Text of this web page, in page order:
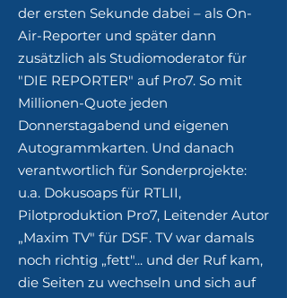
der ersten Sekunde dabei – als On-
Air-Reporter und später dann
zusätzlich als Studiomoderator für
"DIE REPORTER" auf Pro7. So mit
Millionen-Quote jeden
Donnerstagabend und eigenen
Autogrammkarten. Und danach
verantwortlich für Sonderprojekte:
u.a. Dokusoaps für RTLII,
Pilotproduktion Pro7, Leitender Autor
„Maxim TV" für DSF. TV war damals
noch richtig „fett"... und der Ruf kam,
die Seiten zu wechseln und sich auf